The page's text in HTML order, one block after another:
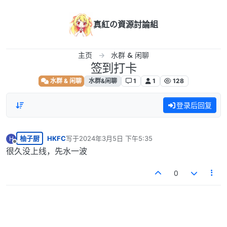
真紅の資源討論組
主页 水群 & 闲聊
签到打卡
水群 & 闲聊 水群&闲聊 1 1 128
登录后回复
H
离线
柚子厨 HKFC写于2024年3月5日 下午5:35
最后由 编辑
很久没上线，先水一波
0